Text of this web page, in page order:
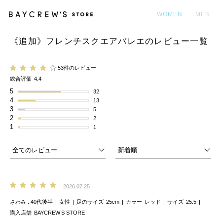
WOMEN MEN
《追加》フレンチスクエアバレエのレビュー一覧
53件のレビュー
総合評価 4.4
5 32
4 13
3 5
2 2
1 1
2026.07.25
さわみ 40代後半 女性 足のサイズ 25cm カラー レッド サイズ 25.5
購入店舗 BAYCREW’S STORE